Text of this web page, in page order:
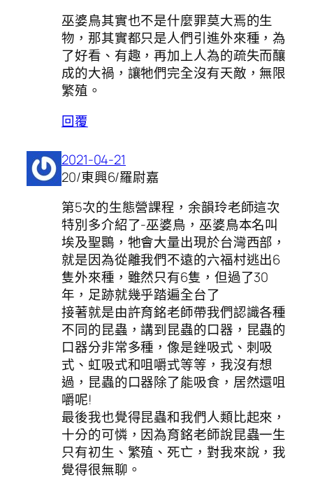
巫婆鳥其實也不是什麼罪莫大焉的生
物，那其實都只是人們引進外來種，為
了好看、有趣，再加上人為的疏失而釀
成的大禍，讓牠們完全沒有天敵，無限
繁殖。
回覆
2021-04-21
20/東興6/羅尉嘉
第5次的生態營課程，余韻玲老師這次
特別多介紹了-巫婆鳥，巫婆鳥本名叫
埃及聖䴉，牠會大量出現於台灣西部，
就是因為從離我們不遠的六福村逃出6
隻外來種，雖然只有6隻，但過了30
年，足跡就幾乎踏遍全台了
接著就是由許育銘老師帶我們認識各種
不同的昆蟲，講到昆蟲的口器，昆蟲的
口器分非常多種，像是銼吸式、刺吸
式、虹吸式和咀嚼式等等，我沒有想
過，昆蟲的口器除了能吸食，居然還咀
嚼呢!
最後我也覺得昆蟲和我們人類比起來，
十分的可憐，因為育銘老師說昆蟲一生
只有初生、繁殖、死亡，對我來說，我
覺得很無聊。